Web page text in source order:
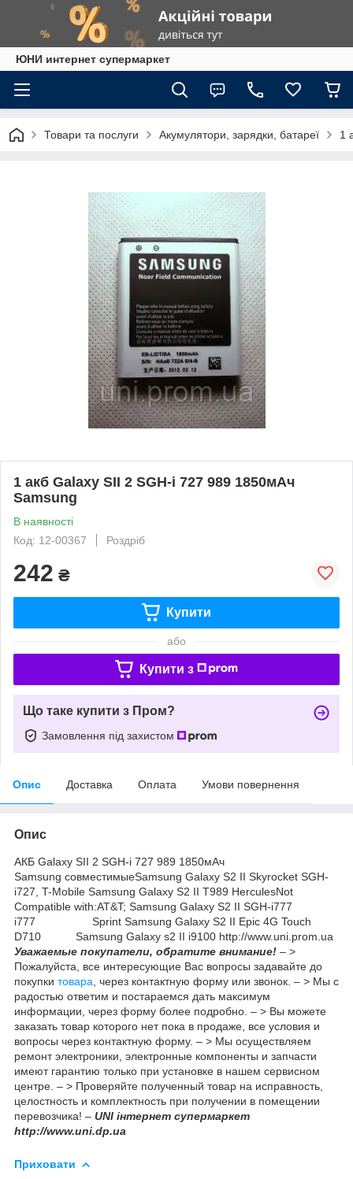
ЮНИ интернет супермаркет
Товари та послуги Акумулятори, зарядки, батареї 1
1 акб Galaxy SII 2 SGH-i 727 989 1850мАч
Samsung
В наявності
Код: 12-00367
Роздріб
242 ₴
Купити
або
Купити з
Що таке купити з Пром?
Замовлення під захистом
Опис Доставка Оплата Умови повернення
Опис
АКБ Galaxy SII 2 SGH-i 727 989 1850мАч
Samsung совместимыеSamsung Galaxy S2 II Skyrocket SGH-
i727, T-Mobile Samsung Galaxy S2 II T989 HerculesNot
Compatible with:AT&T; Samsung Galaxy S2 II SGH-i777
i777 Sprint Samsung Galaxy S2 II Epic 4G Touch
D710 Samsung Galaxy s2 II i9100 http://www.uni.prom.ua
Уважаемые покупатели, обратите внимание! – >
Пожалуйста, все интересующие Вас вопросы задавайте до
покупки товара , через контактную форму или звонок. – > Мы с
радостью ответим и постараемся дать максимум
информации, через форму более подробно. – > Вы можете
заказать товар которого нет пока в продаже, все условия и
вопросы через контактную форму. – > Мы осуществляем
ремонт электроники, электронные компоненты и запчасти
имеют гарантию только при установке в нашем сервисном
центре. – > Проверяйте полученный товар на исправность,
целостность и комплектность при получении в помещении
перевозчика! – UNI інтернет супермаркет
http://www.uni.dp.ua
Приховати